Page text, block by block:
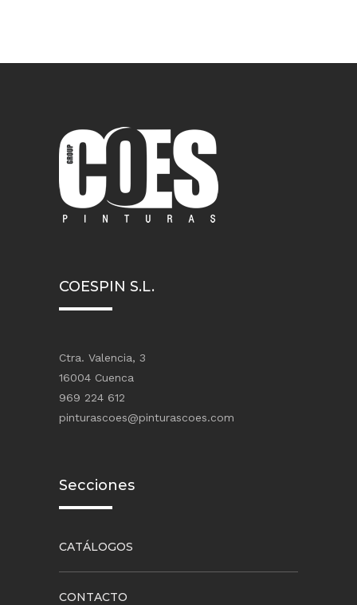
COESPIN S.L.
Ctra. Valencia, 3
16004 Cuenca
969 224 612
pinturascoes@pinturascoes.com
Secciones
CATÁLOGOS
CONTACTO